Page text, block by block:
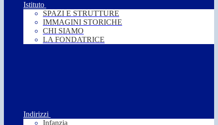
Istituto
SPAZI E STRUTTURE
IMMAGINI STORICHE
CHI SIAMO
LA FONDATRICE
Indirizzi
Infanzia